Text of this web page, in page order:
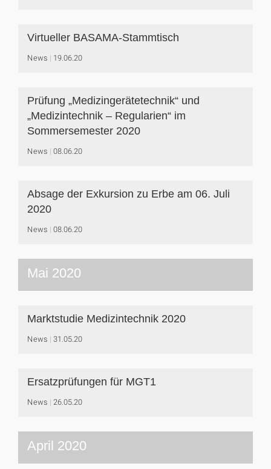
Virtueller BASAMA-Stammtisch
News 19.06.20
Prüfung „Medizingerätetechnik“ und
„Medizintechnik – Regularien“ im
Sommersemester 2020
News 08.06.20
Absage der Exkursion zu Erbe am 06. Juli
2020
News 08.06.20
Mai 2020
Marktstudie Medizintechnik 2020
News 31.05.20
Ersatzprüfungen für MGT1
News 26.05.20
April 2020